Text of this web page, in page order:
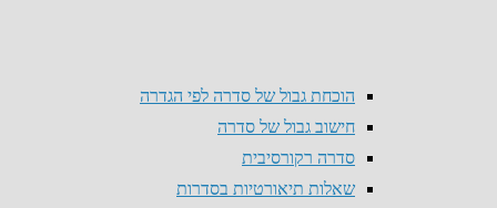
הוכחת גבול של סדרה לפי הגדרה
חישוב גבול של סדרה
סדרה רקורסיבית
שאלות תיאורטיות בסדרות